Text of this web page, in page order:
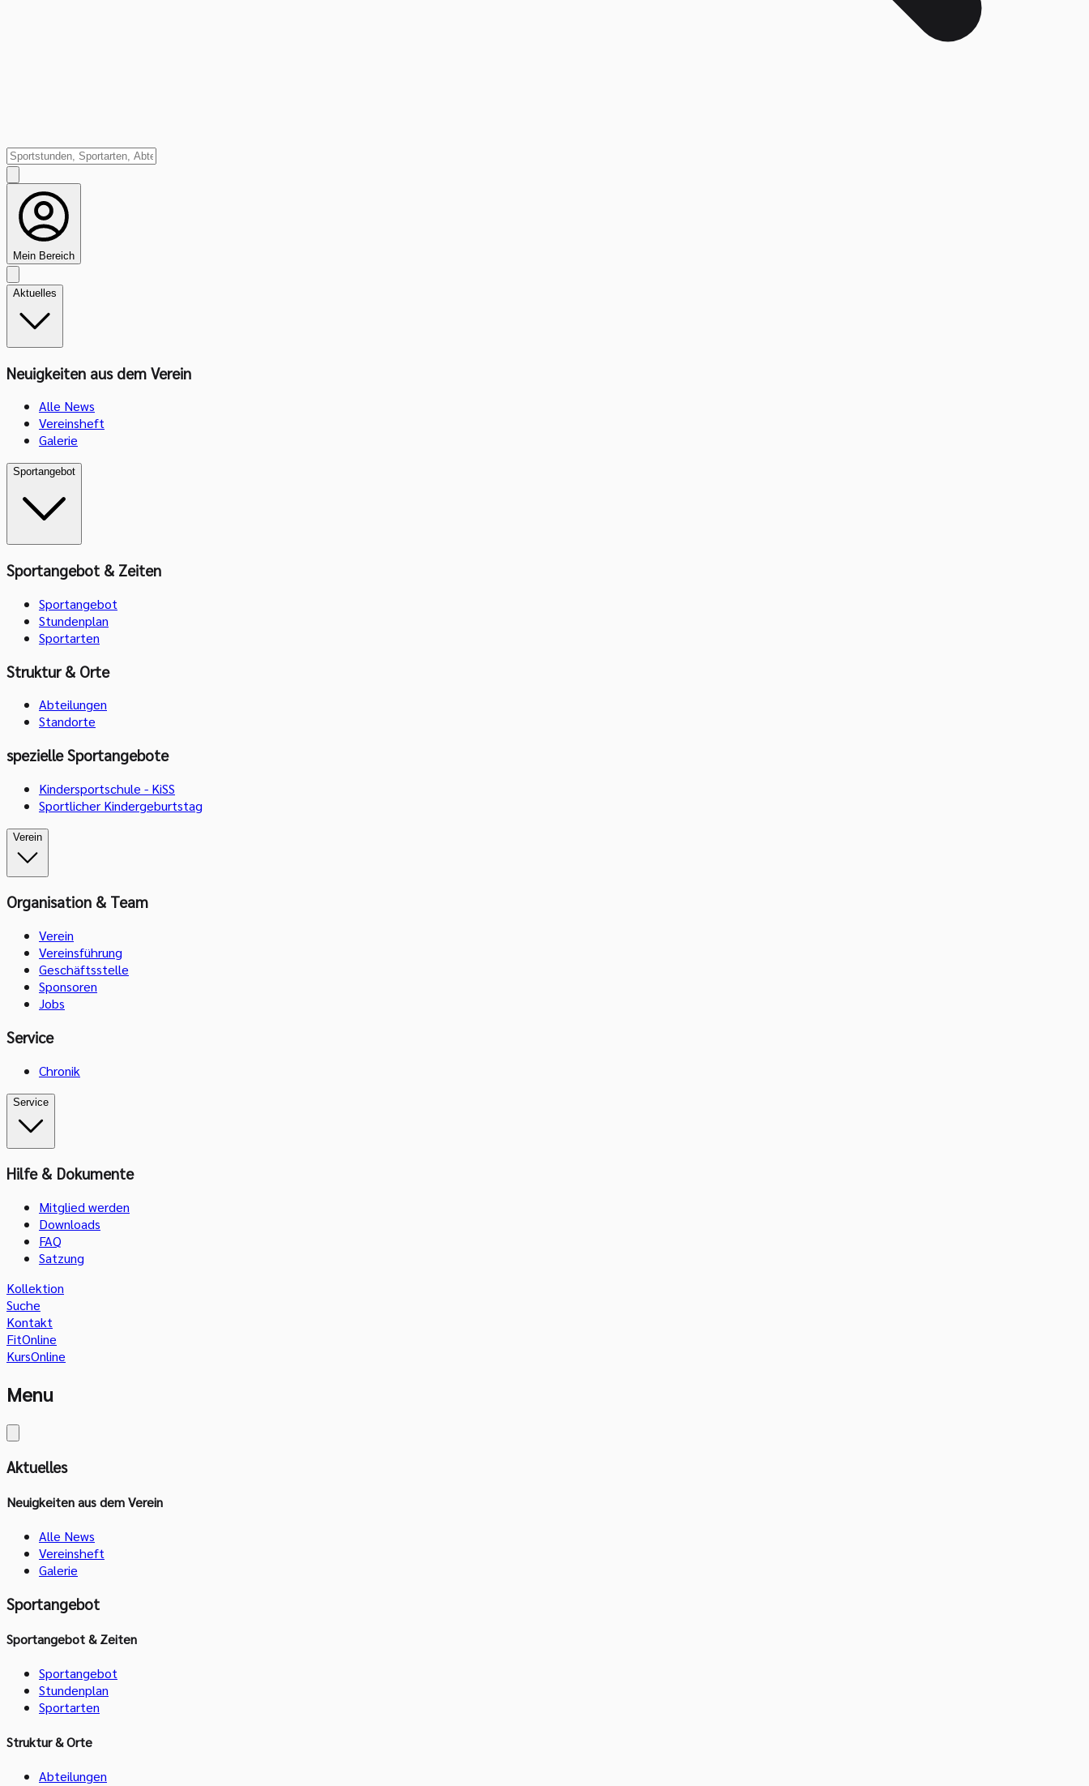
Mein Bereich
Aktuelles
Neuigkeiten aus dem Verein
Alle News
Vereinsheft
Galerie
Sportangebot
Sportangebot & Zeiten
Sportangebot
Stundenplan
Sportarten
Struktur & Orte
Abteilungen
Standorte
spezielle Sportangebote
Kindersportschule - KiSS
Sportlicher Kindergeburtstag
Verein
Organisation & Team
Verein
Vereinsführung
Geschäftsstelle
Sponsoren
Jobs
Service
Chronik
Service
Hilfe & Dokumente
Mitglied werden
Downloads
FAQ
Satzung
Kollektion
Suche
Kontakt
FitOnline
KursOnline
Menu
Aktuelles
Neuigkeiten aus dem Verein
Alle News
Vereinsheft
Galerie
Sportangebot
Sportangebot & Zeiten
Sportangebot
Stundenplan
Sportarten
Struktur & Orte
Abteilungen